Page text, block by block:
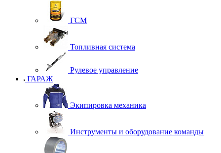
ГСМ
Топливная система
Рулевое управление
ГАРАЖ
Экипировка механика
Инструменты и оборудование команды